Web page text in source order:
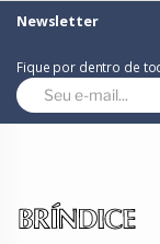
Newsletter
Fique por dentro de